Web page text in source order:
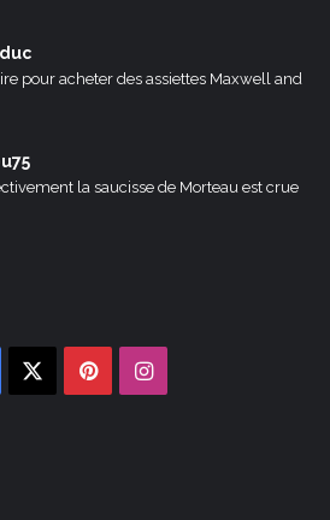
pour acheter des assiettes Maxwell and
la saucisse de Morteau est crue
Facebook PinterestInstagram